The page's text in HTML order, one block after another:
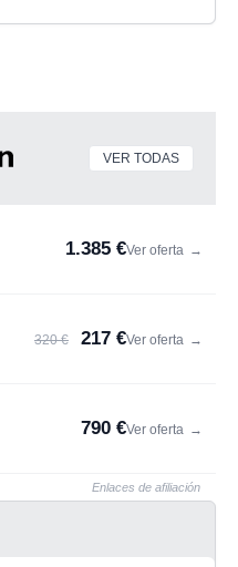
VER TODAS
1.385 €Ver oferta →
320 € 217 €Ver oferta →
790 €Ver oferta →
Enlaces de afiliación